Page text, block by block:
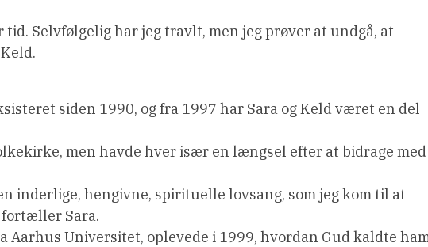
Selvfølgelig har jeg travlt, men jeg prøver at undgå, at
siden 1990, og fra 1997 har Sara og Keld været en del
men havde hver især en længsel efter at bidrage med
inderlige, hengivne, spirituelle lovsang, som jeg kom til at
fortæller Sara.
Aarhus Universitet, oplevede i 1999, hvordan Gud kaldte